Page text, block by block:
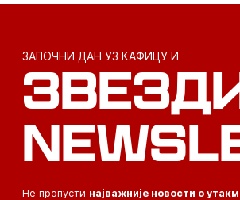
ЗАПОЧНИ ДАН УЗ КАФИЦУ И
Не пропусти најважније новости о